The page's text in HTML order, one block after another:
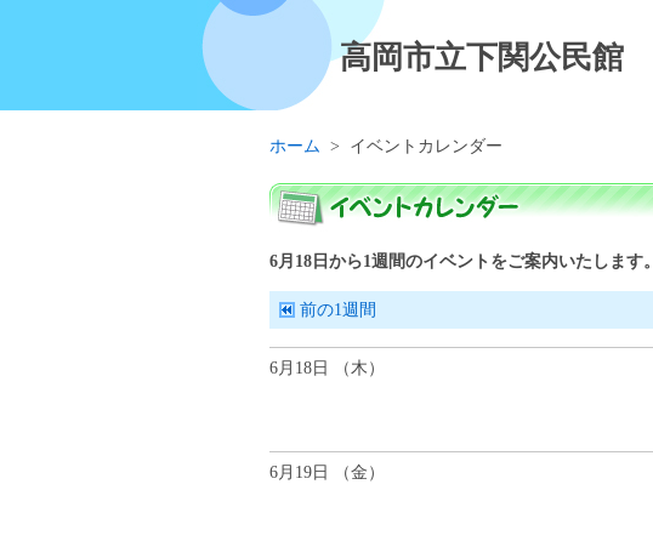
高岡市立下関公民館
ホーム > イベントカレンダー
6月 18 日 から1週間のイベントをご案内いたします。
前の1週間
6月18日 （木 ）
6月19日 （金 ）